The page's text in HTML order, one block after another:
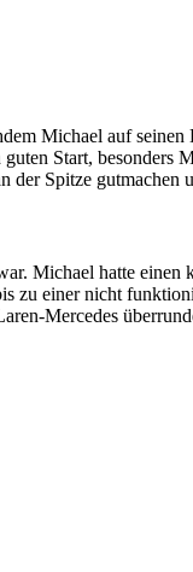
Michael auf
Start,
Spitze gutmachen
Michael hatte
einer nicht
Mercedes